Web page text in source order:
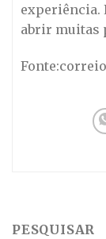
experiência.
abrir muitas
PESQUISAR